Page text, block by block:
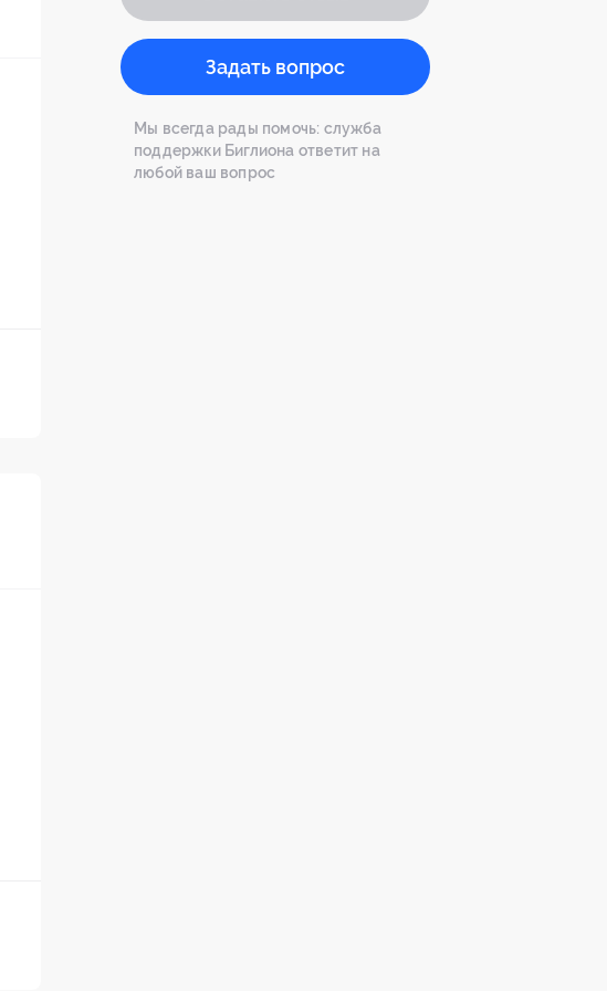
Задать вопрос
Мы всегда рады помочь: служба
поддержки Биглиона ответит на
любой ваш вопрос